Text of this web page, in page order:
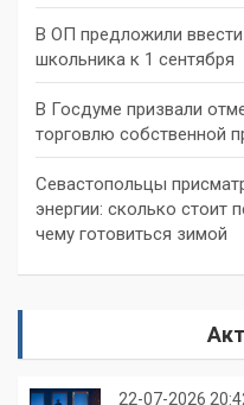
В ОП предложили
школьника к 1 сентября
В Госдуме призвали
торговлю собственной
Севастопольцы
энергии: сколько стоит
чему готовиться зимой
22-07-2026